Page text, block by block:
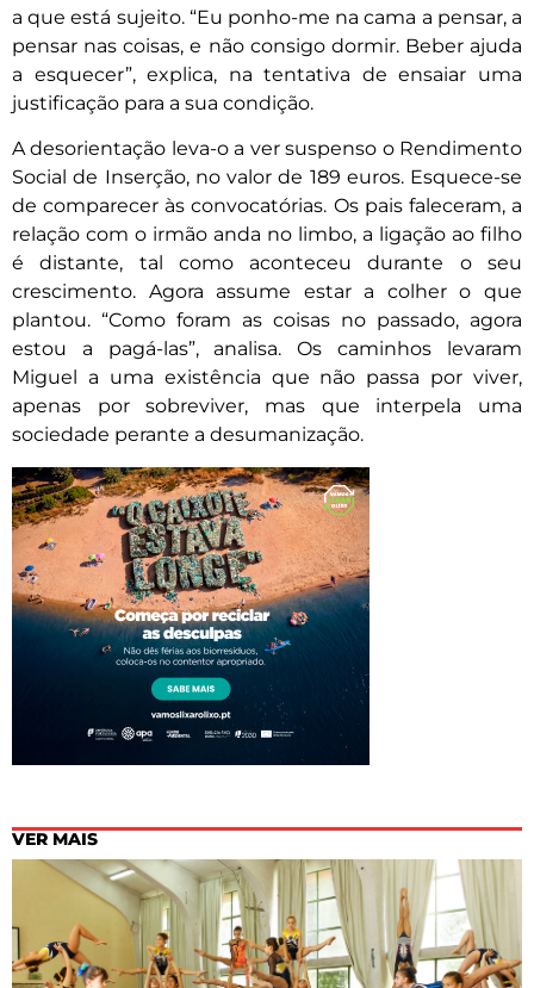
a que está sujeito. “Eu ponho-me na cama a pensar, a
pensar nas coisas, e não consigo dormir. Beber ajuda
a esquecer”, explica, na tentativa de ensaiar uma
justificação para a sua condição.
A desorientação leva-o a ver suspenso o Rendimento
Social de Inserção, no valor de 189 euros. Esquece-se
de comparecer às convocatórias. Os pais faleceram, a
relação com o irmão anda no limbo, a ligação ao filho
é distante, tal como aconteceu durante o seu
crescimento. Agora assume estar a colher o que
plantou. “Como foram as coisas no passado, agora
estou a pagá-las”, analisa. Os caminhos levaram
Miguel a uma existência que não passa por viver,
apenas por sobreviver, mas que interpela uma
sociedade perante a desumanização.
VER MAIS